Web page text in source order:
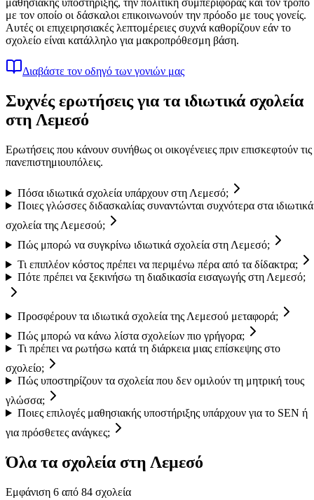
μαθησιακής υποστήριξης, την πολιτική συμπεριφοράς και τον τρόπο
με τον οποίο οι δάσκαλοι επικοινωνούν την πρόοδο με τους γονείς.
Αυτές οι επιχειρησιακές λεπτομέρειες συχνά καθορίζουν εάν το
σχολείο είναι κατάλληλο για μακροπρόθεσμη βάση.
Διαβάστε τον οδηγό των γονιών μας
Συχνές ερωτήσεις για τα ιδιωτικά σχολεία
στη Λεμεσό
Ερωτήσεις που κάνουν συνήθως οι οικογένειες πριν επισκεφτούν τις
πανεπιστημιουπόλεις.
Πόσα ιδιωτικά σχολεία υπάρχουν στη Λεμεσό;
Ποιες γλώσσες διδασκαλίας συναντώνται συχνότερα στα ιδιωτικά
σχολεία της Λεμεσού;
Πώς μπορώ να συγκρίνω ιδιωτικά σχολεία στη Λεμεσό;
Τι επιπλέον κόστος πρέπει να περιμένω πέρα ​​από τα δίδακτρα;
Πότε πρέπει να ξεκινήσω τη διαδικασία εισαγωγής στη Λεμεσό;
Προσφέρουν τα ιδιωτικά σχολεία της Λεμεσού μεταφορά;
Πώς μπορώ να κάνω λίστα σχολείων πιο γρήγορα;
Τι πρέπει να ρωτήσω κατά τη διάρκεια μιας επίσκεψης στο
σχολείο;
Πώς υποστηρίζουν τα σχολεία που δεν ομιλούν τη μητρική τους
γλώσσα;
Ποιες επιλογές μαθησιακής υποστήριξης υπάρχουν για το SEN ή
για πρόσθετες ανάγκες;
Όλα τα σχολεία στη Λεμεσό
Εμφάνιση 6 από 84 σχολεία